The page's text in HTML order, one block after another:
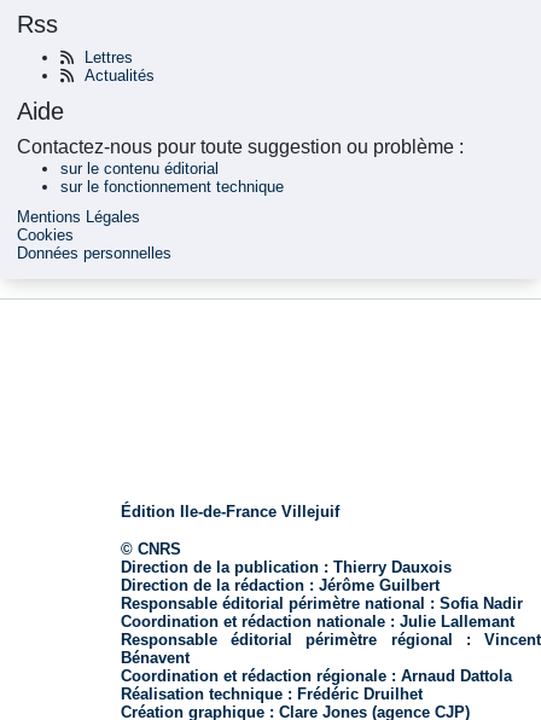
Rss
Lettres
Actualités
Aide
Contactez-nous pour toute suggestion ou problème :
sur le contenu éditorial
sur le fonctionnement technique
Mentions Légales
Cookies
Données personnelles
Édition Ile-de-France Villejuif
© CNRS
Direction de la publication : Thierry Dauxois
Direction de la rédaction : Jérôme Guilbert
Responsable éditorial périmètre national : Sofia Nadir
Coordination et rédaction nationale : Julie Lallemant
Responsable éditorial périmètre régional : Vincent
Bénavent
Coordination et rédaction régionale : Arnaud Dattola
Réalisation technique : Frédéric Druilhet
Création graphique : Clare Jones (agence CJP)